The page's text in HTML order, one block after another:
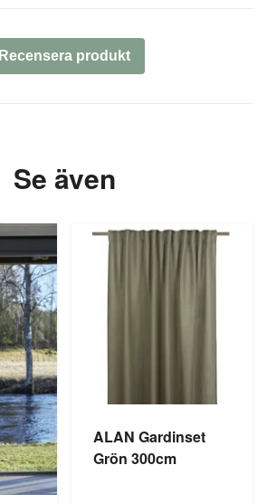
Recensera produkt
Se även
ALAN Gardinset
Grön 300cm